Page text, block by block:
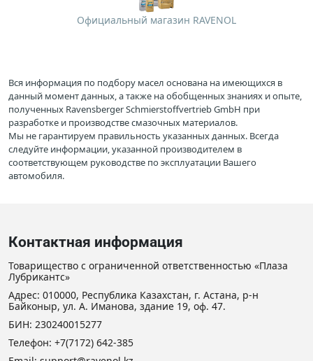
Официальный магазин RAVENOL
Вся информация по подбору масел основана на имеющихся в
данный момент данных, а также на обобщенных знаниях и опыте,
полученных Ravensberger Schmierstoffvertrieb GmbH при
разработке и производстве смазочных материалов.
Мы не гарантируем правильность указанных данных. Всегда
следуйте информации, указанной производителем в
соответствующем руководстве по эксплуатации Вашего
автомобиля.
Контактная информация
Товарищество с ограниченной ответственностью «Плаза
Лубрикантс»
Адрес: 010000, Республика Казахстан, г. Астана, р-н
Байконыр, ул. А. Иманова, здание 19, оф. 47.
БИН: 230240015277
Телефон: +7(7172) 642-385